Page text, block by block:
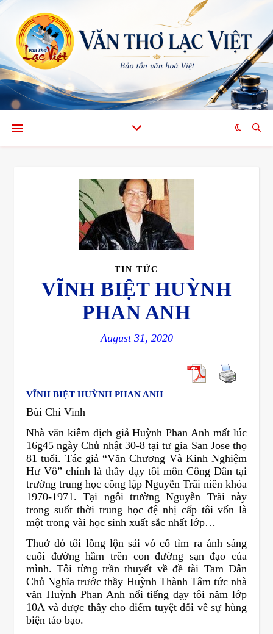
TIN TỨC
VĨNH BIỆT HUỲNH
PHAN ANH
August 31, 2020
VĨNH BIỆT HUỲNH PHAN ANH
Bùi Chí Vinh
Nhà văn kiêm dịch giả Huỳnh Phan Anh mất lúc
16g45 ngày Chủ nhật 30-8 tại tư gia San Jose thọ
81 tuổi. Tác giả “Văn Chương Và Kinh Nghiệm
Hư Vô” chính là thầy dạy tôi môn Công Dân tại
trường trung học công lập Nguyễn Trãi niên khóa
1970-1971. Tại ngôi trường Nguyễn Trãi này
trong suốt thời trung học đệ nhị cấp tôi vốn là
một trong vài học sinh xuất sắc nhất lớp…
Thuở đó tôi lồng lộn sải vó cố tìm ra ánh sáng
cuối đường hầm trên con đường sạn đạo của
mình. Tôi từng trần thuyết về đề tài Tam Dân
Chủ Nghĩa trước thầy Huỳnh Thành Tâm tức nhà
văn Huỳnh Phan Anh nổi tiếng dạy tôi năm lớp
10A và được thầy cho điểm tuyệt đối về sự hùng
biện táo bạo.